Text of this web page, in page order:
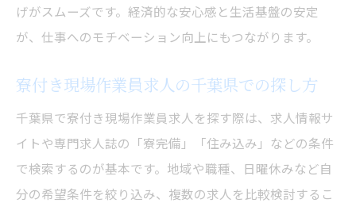
げがスムーズです。経済的な安心感と生活基盤の安定
が、仕事へのモチベーション向上にもつながります。
寮付き現場作業員求人の千葉県での探し方
千葉県で寮付き現場作業員求人を探す際は、求人情報サ
イトや専門求人誌の「寮完備」「住み込み」などの条件
で検索するのが基本です。地域や職種、日曜休みなど自
分の希望条件を絞り込み、複数の求人を比較検討するこ